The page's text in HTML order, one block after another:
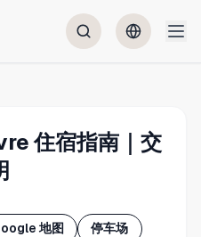
住宿指南｜交
地图 停车场